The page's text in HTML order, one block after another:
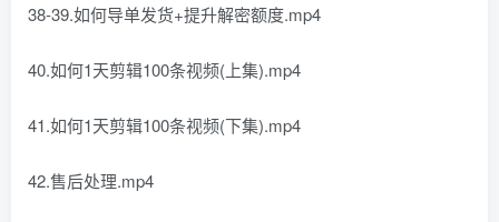
38-39.如何导单发货+提升解密额度.mp4
40.如何1天剪辑100条视频(上集).mp4
41.如何1天剪辑100条视频(下集).mp4
42.售后处理.mp4